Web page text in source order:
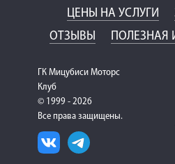
ЦЕНЫ НА УСЛУГИ
ОТЗЫВЫ
ПОЛЕЗНАЯ
ГК Мицубиси Моторс
Клуб
© 1999 - 2026
Все права защищены.